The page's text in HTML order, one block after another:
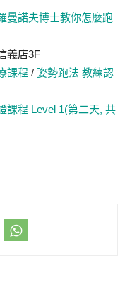
曼諾夫博士教你怎麼跑
義店3F
課程 / 姿勢跑法 教練認
課程 Level 1(第二天, 共